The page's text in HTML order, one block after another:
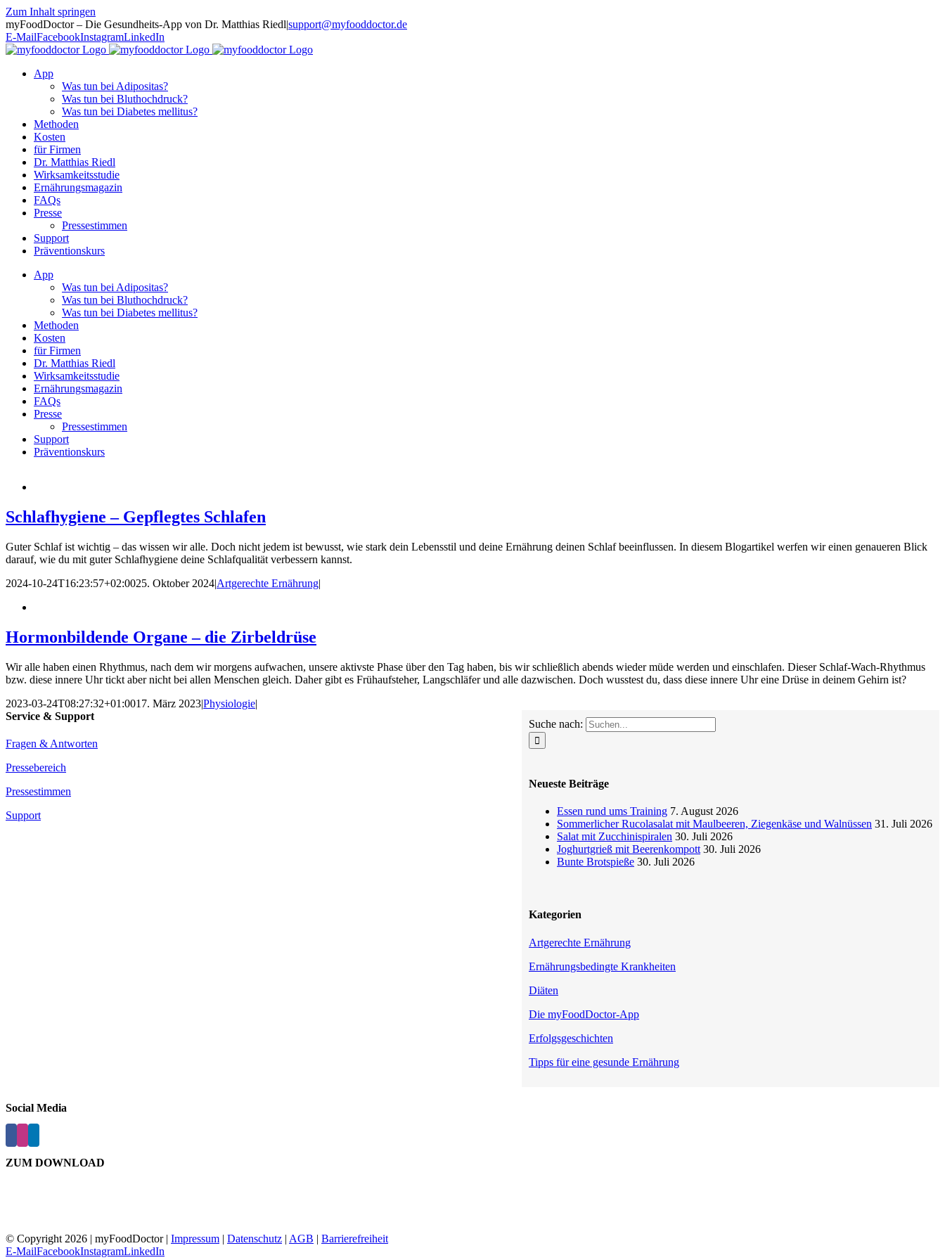
Zum Inhalt springen
myFoodDoctor – Die Gesundheits-App von Dr. Matthias Riedl|support@myfooddoctor.de
E-MailFacebookInstagramLinkedIn
App
Was tun bei Adipositas?
Was tun bei Bluthochdruck?
Was tun bei Diabetes mellitus?
Methoden
Kosten
für Firmen
Dr. Matthias Riedl
Wirksamkeitsstudie
Ernährungsmagazin
FAQs
Presse
Pressestimmen
Support
Präventionskurs
App
Was tun bei Adipositas?
Was tun bei Bluthochdruck?
Was tun bei Diabetes mellitus?
Methoden
Kosten
für Firmen
Dr. Matthias Riedl
Wirksamkeitsstudie
Ernährungsmagazin
FAQs
Presse
Pressestimmen
Support
Präventionskurs
Schlafhygiene – Gepflegtes Schlafen
Guter Schlaf ist wichtig – das wissen wir alle. Doch nicht jedem ist bewusst, wie stark dein Lebensstil und deine Ernährung deinen Schlaf beeinflussen. In diesem Blogartikel werfen wir einen genaueren Blick
darauf, wie du mit guter Schlafhygiene deine Schlafqualität verbessern kannst.
2024-10-24T16:23:57+02:0025. Oktober 2024|Artgerechte Ernährung|
Hormonbildende Organe – die Zirbeldrüse
Wir alle haben einen Rhythmus, nach dem wir morgens aufwachen, unsere aktivste Phase über den Tag haben, bis wir schließlich abends wieder müde werden und einschlafen. Dieser Schlaf-Wach-Rhythmus
bzw. diese innere Uhr tickt aber nicht bei allen Menschen gleich. Daher gibt es Frühaufsteher, Langschläfer und alle dazwischen. Doch wusstest du, dass diese innere Uhr eine Drüse in deinem Gehirn ist?
2023-03-24T08:27:32+01:0017. März 2023|Physiologie|
Suche nach:
Neueste Beiträge
Essen rund ums Training 7. August 2026
Sommerlicher Rucolasalat mit Maulbeeren, Ziegenkäse und Walnüssen 31. Juli 2026
Salat mit Zucchinispiralen 30. Juli 2026
Joghurtgrieß mit Beerenkompott 30. Juli 2026
Bunte Brotspieße 30. Juli 2026
Kategorien
Artgerechte Ernährung
Ernährungsbedingte Krankheiten
Diäten
Die myFoodDoctor-App
Erfolgsgeschichten
Tipps für eine gesunde Ernährung
Service & Support
Fragen & Antworten
Pressebereich
Pressestimmen
Support
Social Media
ZUM DOWNLOAD
© Copyright 2026 | myFoodDoctor | Impressum | Datenschutz | AGB | Barrierefreiheit
E-MailFacebookInstagramLinkedIn